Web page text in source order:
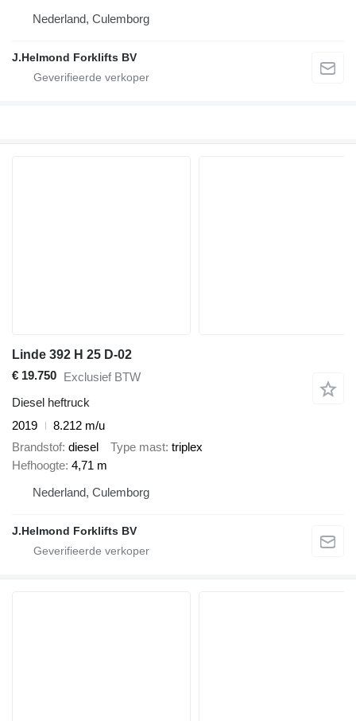
Nederland, Culemborg
J.Helmond Forklifts BV
Linde 392 H 25 D-02
€ 19.750 Exclusief BTW
Diesel heftruck
2019
8.212 m/u
Brandstof diesel Type mast triplex
Hefhoogte 4,71 m
Nederland, Culemborg
J.Helmond Forklifts BV